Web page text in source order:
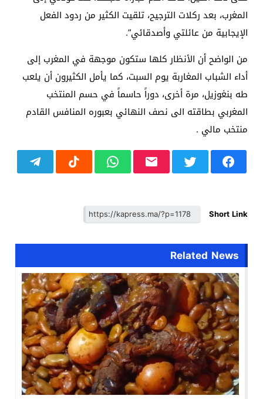
المغرب، بعد ركلات الترجيح، تلقيت الكثير من ردود الفعل
الإيجابية من عائلتي وأصدقائي”.
من الواضح أن الأنظار كلها ستكون موجهة في المغرب إلى
أداء الشباب المغاربة يوم السبت، كما يأمل الكثيرون أن يلعب
طه بنغوزيل، مرة أخرى، دوراً حاسماً في حسم المنتخب
المغربي بطاقته الى نصف النهائي بعبوره المنافس القادم
منتخب مالي .
Short Link
Related News